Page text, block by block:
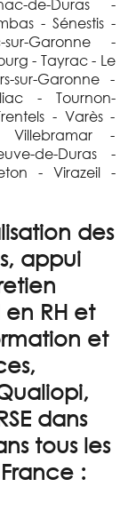
de-Duras -
- Sénestis -
sur-Garonne -
- Tayrac - Le
sur-Garonne -
- Tournon-
- Varès -
Villebramar -
de-Duras -
- Virazeil -
des
appui
RH et
et
dans
tous les
: